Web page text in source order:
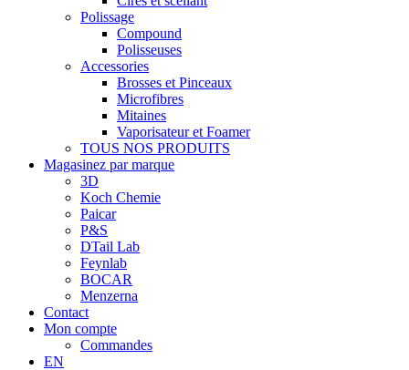
Polissage
Compound
Polisseuses
Accessories
Brosses et Pinceaux
Microfibres
Mitaines
Vaporisateur et Foamer
TOUS NOS PRODUITS
Magasinez par marque
3D
Koch Chemie
Paicar
P&S
DTail Lab
Feynlab
BOCAR
Menzerna
Contact
Mon compte
Commandes
EN